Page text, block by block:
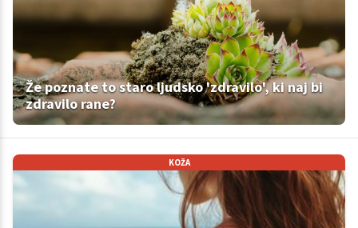
Že poznate to staro ljudsko 'zdravilo', ki naj bi
zdravilo rane?
KOŽA